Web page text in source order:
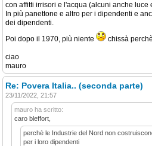
con affitti irrisori e l'acqua (alcuni anche luce
In più panettone e altro per i dipendenti e
dei dipendenti.
Poi dopo il 1970, più niente
chissà perchè
ciao
mauro
Re: Povera Italia.. (seconda parte)
23/11/2022, 21:57
mauro ha scritto:
caro bleffort,
perchè le Industrie del Nord non
per i loro dipendenti